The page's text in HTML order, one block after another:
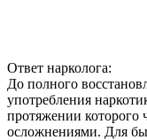
Ответ нарколога:
До полного
употребления
протяжении которого
осложнениями. Для